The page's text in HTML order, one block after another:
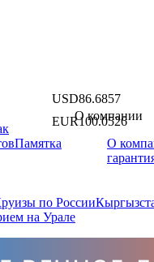
USD86.6857
EUR100.0526
Памятка
О компании
О
по России
на Урале